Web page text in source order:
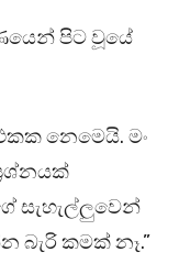
පිට වූයේ
නෙමෙයි. මං
සැහැල්ලුවෙන්
කමක් නෑ.”